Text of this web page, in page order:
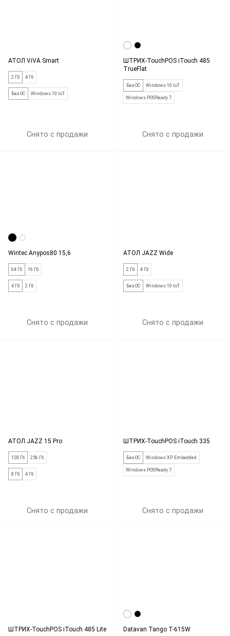
АТОЛ ViVA Smart
2 Гб 4 Гб
Без ОС Windows 10 IoT
Снято с продажи
ШТРИХ-TouchPOS iTouch 485
TrueFlat
Без ОС Windows 10 IoT
Windows POSReady 7
Снято с продажи
Wintec Anypos80 15,6
64 Гб 16 Гб
4 Гб 2 Гб
Снято с продажи
АТОЛ JAZZ Wide
2 Гб 4 Гб
Без ОС Windows 10 IoT
Снято с продажи
АТОЛ JAZZ 15 Pro
128 Гб 256 Гб
8 Гб 4 Гб
Снято с продажи
ШТРИХ-TouchPOS iTouch 335
Без ОС Windows XP Embedded
Windows POSReady 7
Снято с продажи
ШТРИХ-TouchPOS iTouch 485 Lite Datavan Tango T-615W